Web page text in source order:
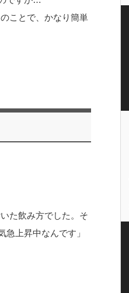
ことで、かなり簡単
た飲み方でした。そ
急上昇中なんです」